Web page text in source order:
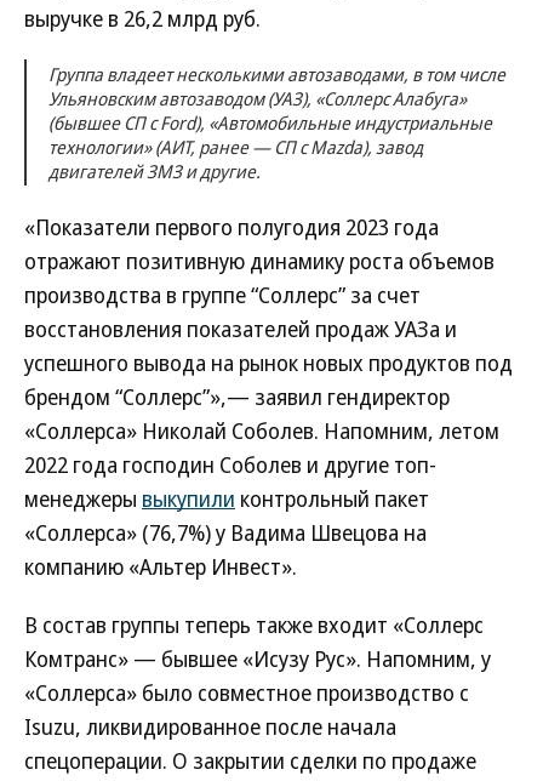
выручке в 26,2 млрд руб.
Группа владеет несколькими автозаводами, в том числе
Ульяновским автозаводом (УАЗ), «Соллерс Алабуга»
(бывшее СП с Ford), «Автомобильные индустриальные
технологии» (АИТ, ранее — СП с Mazda), завод
двигателей ЗМЗ и другие.
«Показатели первого полугодия 2023 года
отражают позитивную динамику роста объемов
производства в группе “Соллерс” за счет
восстановления показателей продаж УАЗа и
успешного вывода на рынок новых продуктов под
брендом “Соллерс”»,— заявил гендиректор
«Соллерса» Николай Соболев. Напомним, летом
2022 года господин Соболев и другие топ-
менеджеры выкупили контрольный пакет
«Соллерса» (76,7%) у Вадима Швецова на
компанию «Альтер Инвест».
В состав группы теперь также входит «Соллерс
Комтранс» — бывшее «Исузу Рус». Напомним, у
«Соллерса» было совместное производство с
Isuzu, ликвидированное после начала
спецоперации. О закрытии сделки по продаже